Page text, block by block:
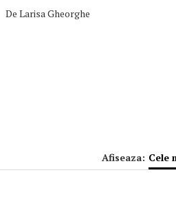
De Larisa Gheorghe
Afiseaza: Cele